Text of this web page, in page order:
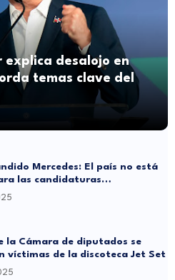
explica desalojo en
temas clave del
Mercedes: El país no está
las candidaturas
la Cámara de diputados se
víctimas de la discoteca Jet Set